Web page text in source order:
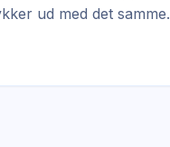
ud med det samme.